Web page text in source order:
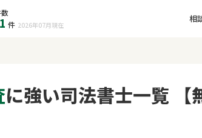
件 2026年07月 現在
相
に強い司法書士一覧 【